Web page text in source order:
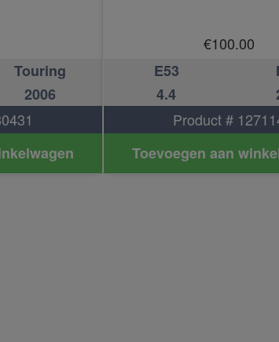
Touring
2006
€100.00
E53
4.4
Product #
Toevoegen aan